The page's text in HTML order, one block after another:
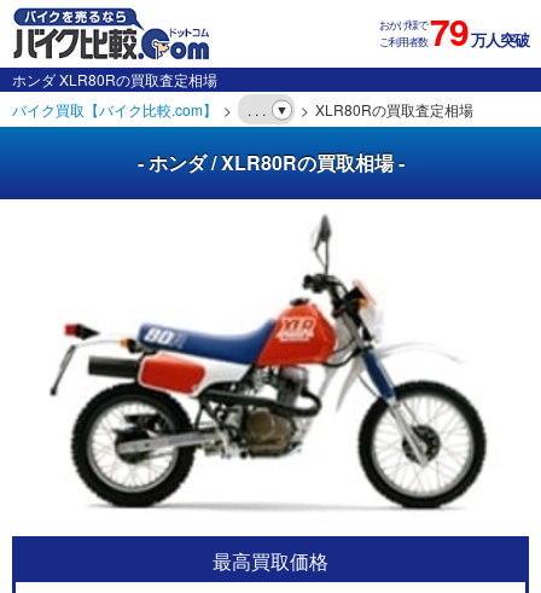
おかげ様で
ご利用者数79万人突破
ホンダ XLR80Rの買取査定相場
バイク買取【バイク比較.com】
. . . XLR80Rの買取査定相場
- ホンダ / XLR80Rの買取相場 -
最高買取価格